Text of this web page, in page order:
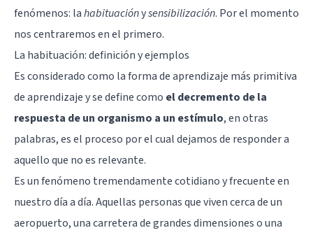
fenómenos: lahabituaciónysensibilización. Por el momento
nos centraremos en el primero.
La habituación: definición y ejemplos
Es considerado como la forma de aprendizaje más primitiva
de aprendizaje y se define como el decremento de la
respuesta de un organismo a un estímulo, en otras
palabras, es el proceso por el cual dejamos de responder a
aquello que no es relevante.
Es un fenómeno tremendamente cotidiano y frecuente en
nuestro día a día. Aquellas personas que viven cerca de un
aeropuerto, una carretera de grandes dimensiones o una